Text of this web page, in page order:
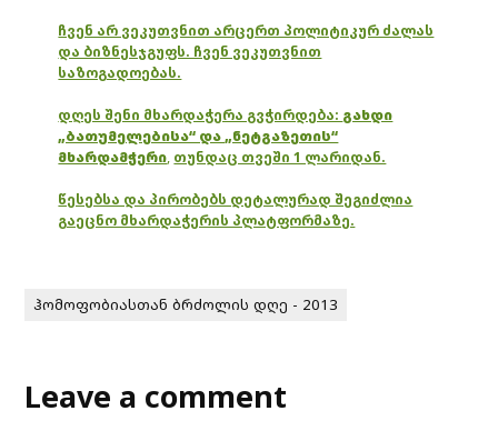
ჩვენ არ ვეკუთვნით არცერთ პოლიტიკურ ძალას
და ბიზნესჯგუფს. ჩვენ ვეკუთვნით
საზოგადოებას.
დღეს შენი მხარდაჭერა გვჭირდება: გახდი
„ბათუმელებისა“ და „ნეტგაზეთის“
მხარდამჭერი, თუნდაც თვეში 1 ლარიდან.
წესებსა და პირობებს დეტალურად შეგიძლია
გაეცნო მხარდაჭერის პლატფორმაზე.
ჰომოფობიასთან ბრძოლის დღე - 2013
Leave a comment